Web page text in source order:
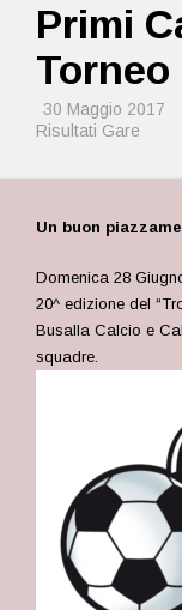
Primi
Torneo
30 Maggio 2017
Risultati Gare
Un buon
Domenica 28
20^ edizione del
Busalla Calcio e
squadre.